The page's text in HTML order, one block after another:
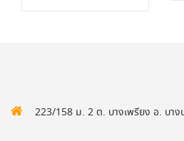
223/158 ม. 2 ต. บางเพรียง อ. บา